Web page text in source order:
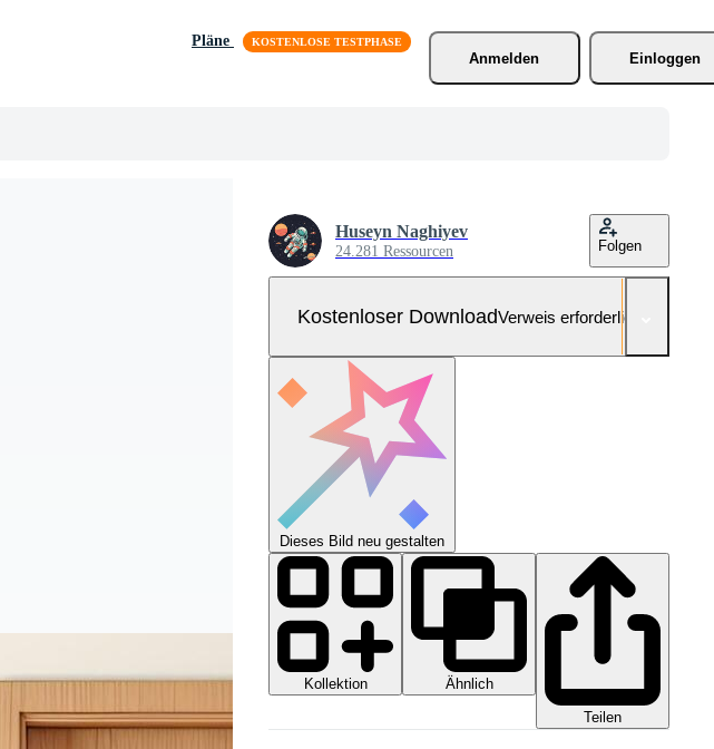
Pläne
Anmelden
Einloggen
Huseyn Naghiyev
24.281 Ressourcen Folgen
Kostenloser DownloadVerweis erforderlich
Dieses Bild neu gestalten
Kollektion
Ähnlich
Teilen